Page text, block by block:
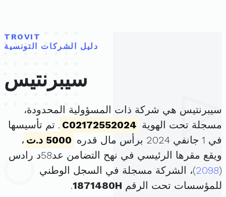
TROVIT
دليل الشركات التونسية
سيبرنتيس
سيبرنتيس هي شركة ذات المسؤولية المحدودة،
مسجلة تحت الهوية C02172552024 . تم تأسيسها
في 1 جانفي 2024 برأس مال قدره
5000 د.ت
،
ويقع مقرها الرئيسي في نهح التضامن عد58د رادس
(
2098)، الشركة مسجلة في السجل الوطني
للمؤسسات تحت الرقم 1871480H
.